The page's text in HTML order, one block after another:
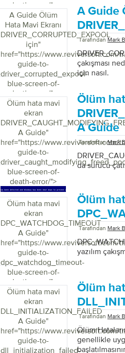
death-error/">
A Guide Ölüm
Hata Mavi Ekranı
DRIVER_CORRUPTED_EXPOOL
için"
href="https://www.reviversoft.com/
guide-to-
driver_corrupted_expool-
blue-screen-of-
death-error/">
A Guide
Tarafından Mark
çakışması
için nasıl.
Ölüm hata mavi
ekran
A Guide"
href="https://www.reviversoft.com/
guide-to-
blue-screen-of-
death-error/">
Ölüm
A Guide
TarafındanMark
da sürücü
Ölüm hata mavi
ekran
DPC_WATCHDOG_TIMEOUT
A Guide"
href="https://www.reviversoft.com/
guide-to-
dpc_watchdog_timeout-
blue-screen-of-
death-error/">
Ölüm
Tarafından Mark
yazılım
Ölüm hata mavi
ekran
DLL_INITIALIZATION_FAILED
A Guide"
href="https://www.reviversoft.com/
guide-to-
dll_initialization_failed-
Ölüm
Tarafından Mark
Ölüm
genellikle